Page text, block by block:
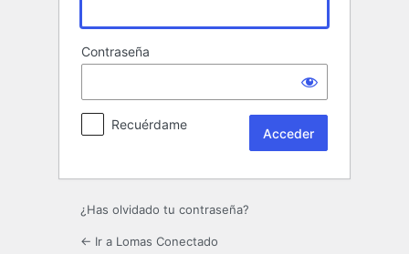
Contraseña
Recuérdame
¿Has olvidado tu contraseña?
← Ir a Lomas Conectado